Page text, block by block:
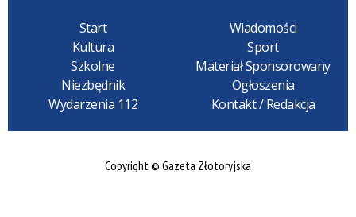
Start
Wiadomości
Kultura
Sport
Szkolne
Materiał Sponsorowany
Niezbędnik
Ogłoszenia
Wydarzenia 112
Kontakt / Redakcja
Copyright © Gazeta Złotoryjska